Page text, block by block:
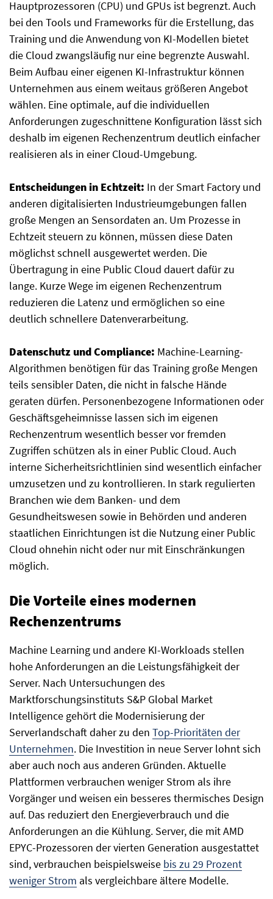
Hauptprozessoren (CPU) und GPUs ist begrenzt. Auch
bei den Tools und Frameworks für die Erstellung, das
Training und die Anwendung von KI-Modellen bietet
die Cloud zwangsläufig nur eine begrenzte Auswahl.
Beim Aufbau einer eigenen KI-Infrastruktur können
Unternehmen aus einem weitaus größeren Angebot
wählen. Eine optimale, auf die individuellen
Anforderungen zugeschnittene Konfiguration lässt sich
deshalb im eigenen Rechenzentrum deutlich einfacher
realisieren als in einer Cloud-Umgebung.
Entscheidungen in Echtzeit: In der Smart Factory und
anderen digitalisierten Industrieumgebungen fallen
große Mengen an Sensordaten an. Um Prozesse in
Echtzeit steuern zu können, müssen diese Daten
möglichst schnell ausgewertet werden. Die
Übertragung in eine Public Cloud dauert dafür zu
lange. Kurze Wege im eigenen Rechenzentrum
reduzieren die Latenz und ermöglichen so eine
deutlich schnellere Datenverarbeitung.
Datenschutz und Compliance: Machine-Learning-
Algorithmen benötigen für das Training große Mengen
teils sensibler Daten, die nicht in falsche Hände
geraten dürfen. Personenbezogene Informationen oder
Geschäftsgeheimnisse lassen sich im eigenen
Rechenzentrum wesentlich besser vor fremden
Zugriffen schützen als in einer Public Cloud. Auch
interne Sicherheitsrichtlinien sind wesentlich einfacher
umzusetzen und zu kontrollieren. In stark regulierten
Branchen wie dem Banken- und dem
Gesundheitswesen sowie in Behörden und anderen
staatlichen Einrichtungen ist die Nutzung einer Public
Cloud ohnehin nicht oder nur mit Einschränkungen
möglich.
Die Vorteile eines modernen
Rechenzentrums
Machine Learning und andere KI-Workloads stellen
hohe Anforderungen an die Leistungsfähigkeit der
Server. Nach Untersuchungen des
Marktforschungsinstituts S&P Global Market
Intelligence gehört die Modernisierung der
Serverlandschaft daher zu den Top-Prioritäten der
Unternehmen. Die Investition in neue Server lohnt sich
aber auch noch aus anderen Gründen. Aktuelle
Plattformen verbrauchen weniger Strom als ihre
Vorgänger und weisen ein besseres thermisches Design
auf. Das reduziert den Energieverbrauch und die
Anforderungen an die Kühlung. Server, die mit AMD
EPYC-Prozessoren der vierten Generation ausgestattet
sind, verbrauchen beispielsweise bis zu 29 Prozent
weniger Strom als vergleichbare ältere Modelle.